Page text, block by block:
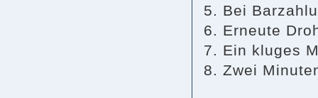
Bei
Erneute
Ein kluges
Zwei